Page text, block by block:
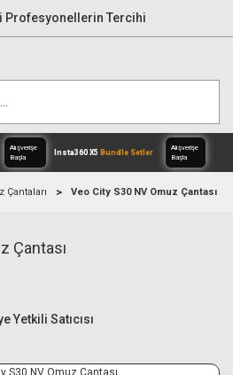
Profesyonellerin Tercihi
Bundle Setler
Çantaları Veo City S30 NV Omuz Çantası
Çantası
Yetkili Satıcısı